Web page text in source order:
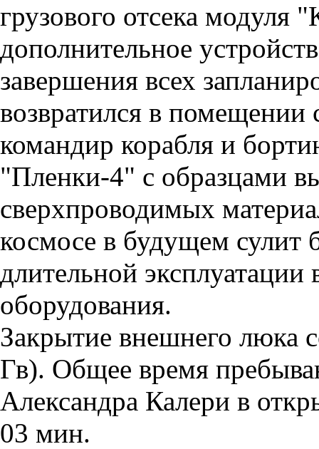
грузового отсека модуля
дополнительное
завершения всех
возвратился в
командир корабля и
"Пленки-4" с образцами
сверхпроводимых
космосе в будущем
длительной
оборудования.
Закрытие внешнего люка
Гв). Общее время
Александра Калери в
03 мин.